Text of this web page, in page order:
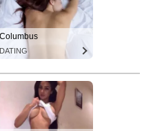
Columbus
DATING